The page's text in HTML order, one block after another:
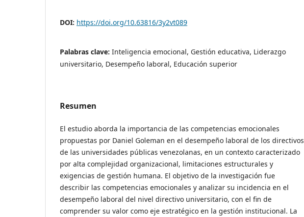
DOI: https://doi.org/10.63816/3y2vt089
Palabras clave: Inteligencia emocional, Gestión educativa, Liderazgo
universitario, Desempeño laboral, Educación superior
Resumen
El estudio aborda la importancia de las competencias emocionales
propuestas por Daniel Goleman en el desempeño laboral de los directivos
de las universidades públicas venezolanas, en un contexto caracterizado
por alta complejidad organizacional, limitaciones estructurales y
exigencias de gestión humana. El objetivo de la investigación fue
describir las competencias emocionales y analizar su incidencia en el
desempeño laboral del nivel directivo universitario, con el fin de
comprender su valor como eje estratégico en la gestión institucional. La